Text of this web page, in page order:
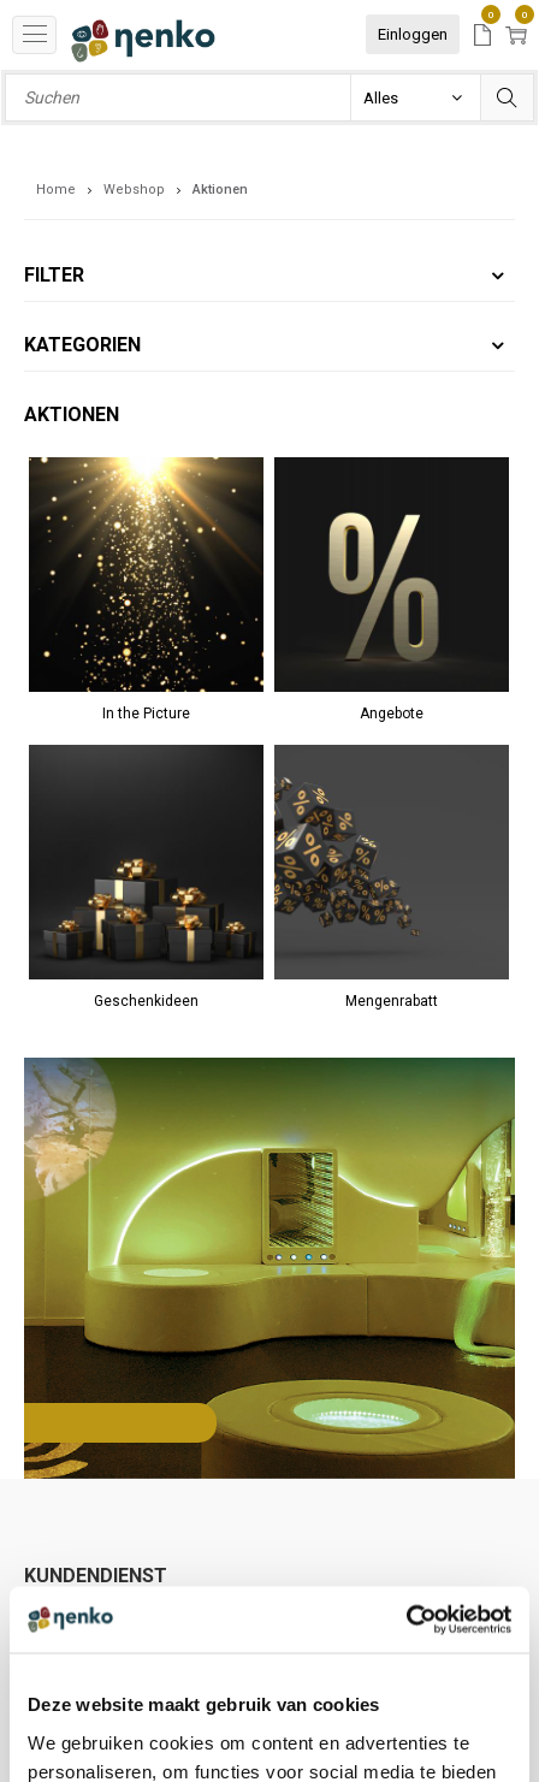
Deze website maakt gebruik van cookies
We gebruiken cookies om content en advertenties te
personaliseren, om functies voor social media te bieden
Einloggen
0 0
Home Webshop Aktionen
FILTER
KATEGORIEN
AKTIONEN
In the Picture Angebote
Geschenkideen Mengenrabatt
KUNDENDIENST
Kundendienst
Rückgabe & Rückerstattung